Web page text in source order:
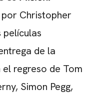
Christopher
películas
de la
regreso de Tom
Simon Pegg,